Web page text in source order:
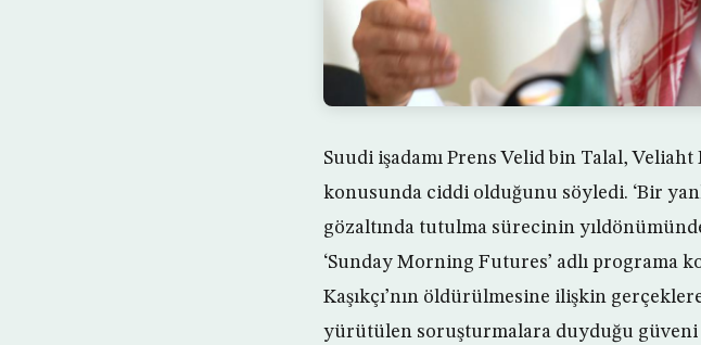
Suudi işadamı Prens Velid bin Talal,
konusunda ciddi olduğunu söyledi. ‘Bir
gözaltında tutulma sürecinin
‘Sunday Morning Futures’ adlı programa
Kaşıkçı’nın öldürülmesine ilişkin
yürütülen soruşturmalara duyduğu güveni